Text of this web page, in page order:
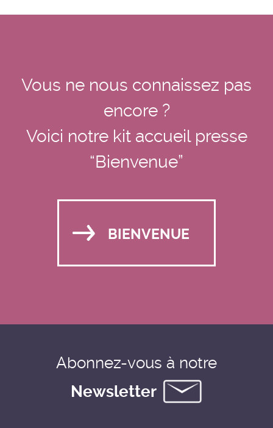
Vous ne nous connaissez pas
encore ?
Voici notre kit accueil presse
“Bienvenue”
BIENVENUE
Abonnez-vous à notre
Newsletter